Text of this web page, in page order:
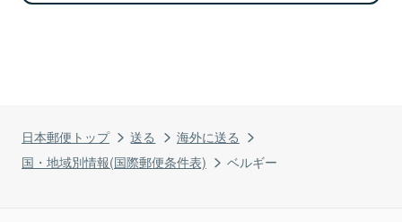
日本郵便トップ 送る
海外に送る
国・地域別情報(国際郵便条件表)
ベルギー